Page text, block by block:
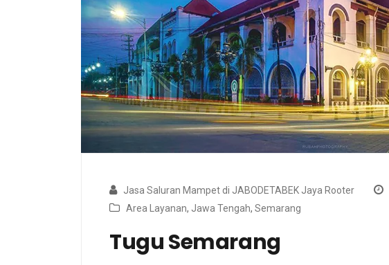
Jasa Saluran Mampet di JABODETABEK Jaya Rooter
Area Layanan, Jawa Tengah, Semarang
Tugu Semarang